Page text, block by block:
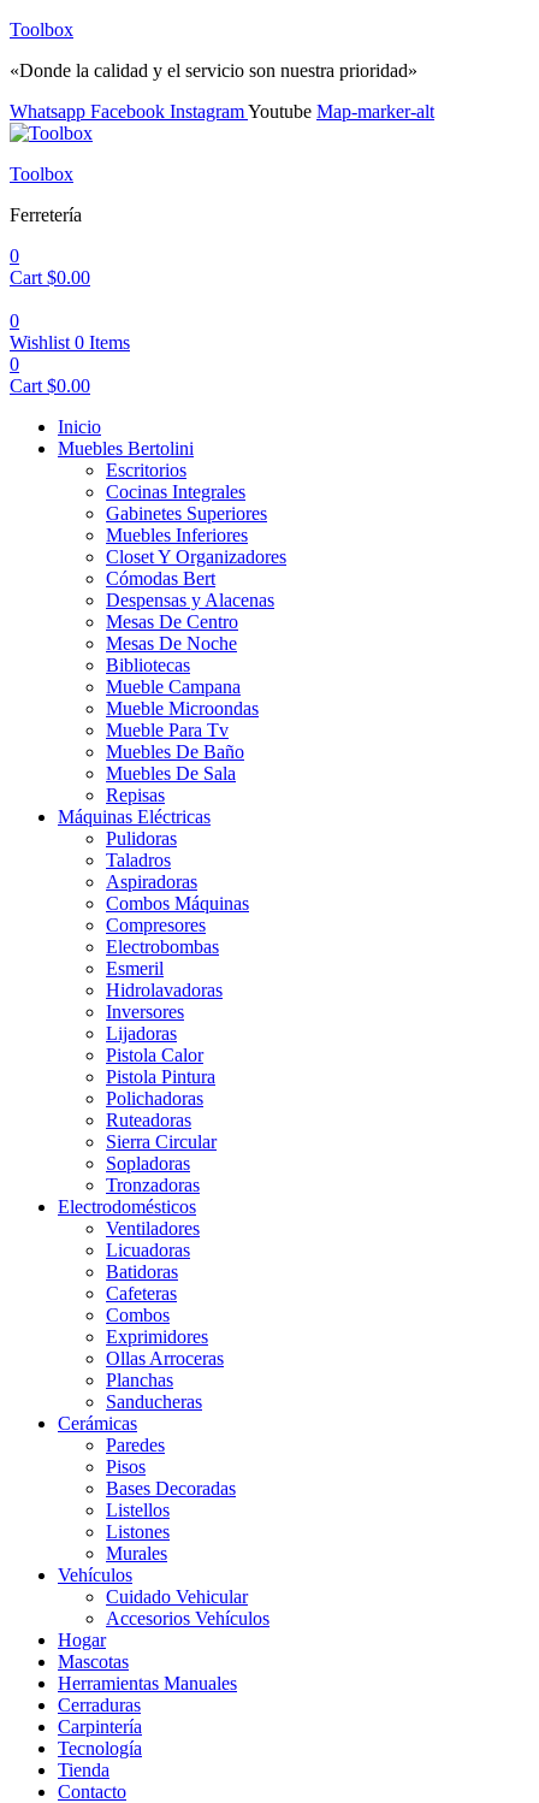
Toolbox
«Donde la calidad y el servicio son nuestra prioridad»
Whatsapp Facebook InstagramYoutube Map-marker-alt
Menu
Toolbox
Ferretería
0
Cart $0.00
0
Wishlist 0 Items
0
Cart $0.00
Inicio
Muebles Bertolini
Escritorios
Cocinas Integrales
Gabinetes Superiores
Muebles Inferiores
Closet Y Organizadores
Cómodas Bert
Despensas y Alacenas
Mesas De Centro
Mesas De Noche
Bibliotecas
Mueble Campana
Mueble Microondas
Mueble Para Tv
Muebles De Baño
Muebles De Sala
Repisas
Máquinas Eléctricas
Pulidoras
Taladros
Aspiradoras
Combos Máquinas
Compresores
Electrobombas
Esmeril
Hidrolavadoras
Inversores
Lijadoras
Pistola Calor
Pistola Pintura
Polichadoras
Ruteadoras
Sierra Circular
Sopladoras
Tronzadoras
Electrodomésticos
Ventiladores
Licuadoras
Batidoras
Cafeteras
Combos
Exprimidores
Ollas Arroceras
Planchas
Sanducheras
Cerámicas
Paredes
Pisos
Bases Decoradas
Listellos
Listones
Murales
Vehículos
Cuidado Vehicular
Accesorios Vehículos
Hogar
Mascotas
Herramientas Manuales
Cerraduras
Carpintería
Tecnología
Tienda
Contacto